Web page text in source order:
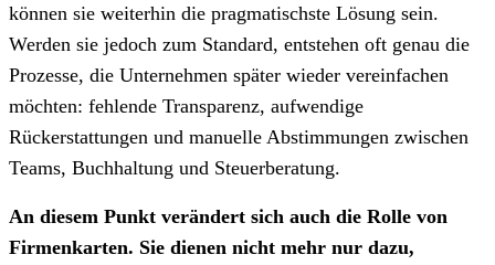
können sie weiterhin die pragmatischste Lösung sein.
Werden sie jedoch zum Standard, entstehen oft genau die
Prozesse, die Unternehmen später wieder vereinfachen
möchten: fehlende Transparenz, aufwendige
Rückerstattungen und manuelle Abstimmungen zwischen
Teams, Buchhaltung und Steuerberatung.
An diesem Punkt verändert sich auch die Rolle von
Firmenkarten. Sie dienen nicht mehr nur dazu,